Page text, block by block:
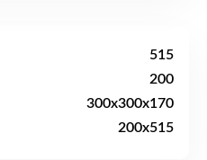
515
200
300x300x170
200x515